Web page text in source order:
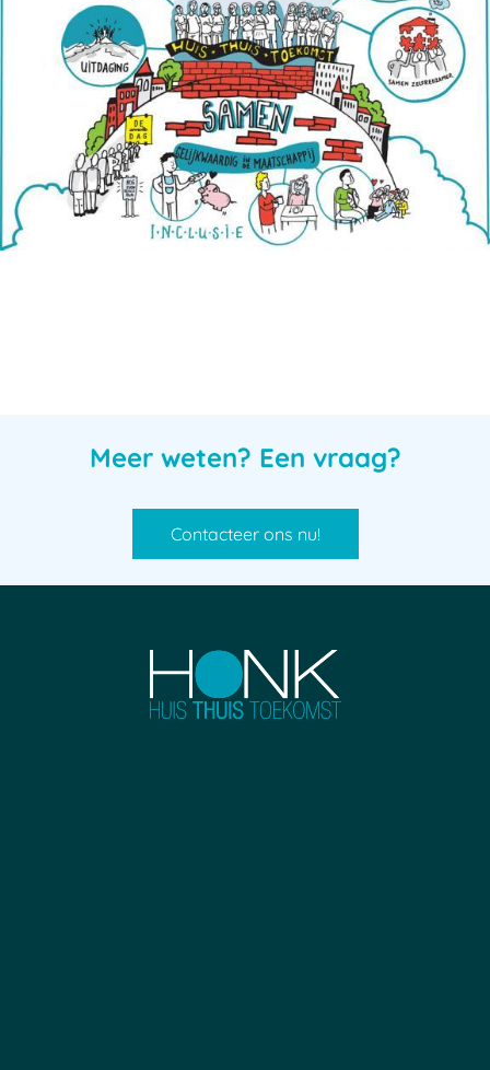
Meer weten? Een vraag?
Contacteer ons nu!